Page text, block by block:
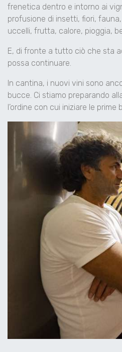
frenetica dentro e intorno ai
profusione di insetti, fiori,
uccelli, frutta, calore, pioggia,
E, di fronte a tutto ciò che sta
possa continuare.
In cantina, i nuovi vini sono
bucce. Ci stiamo preparando
l’ordine con cui iniziare le prime